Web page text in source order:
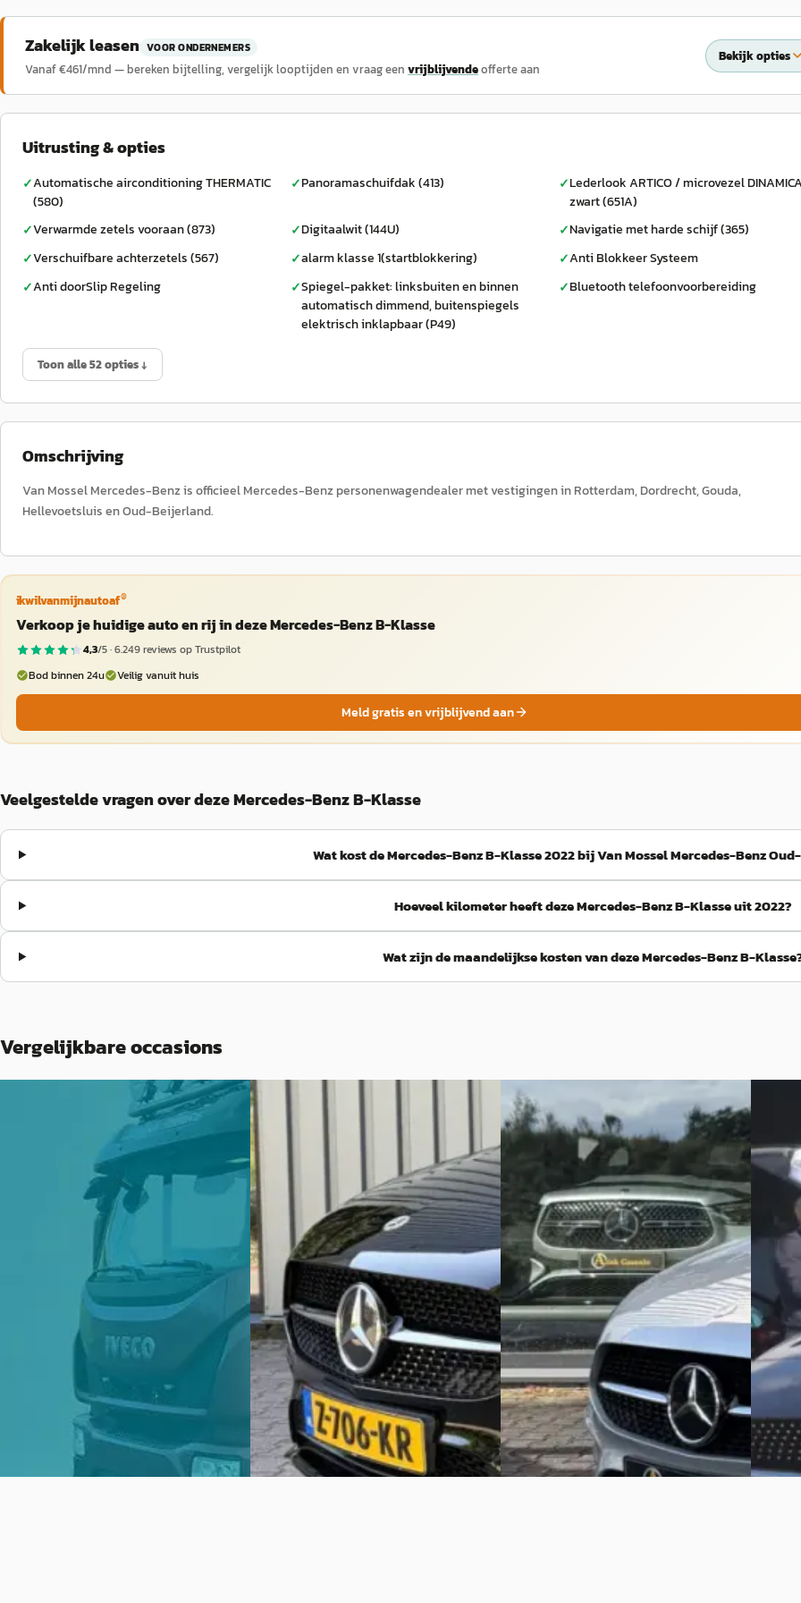
Zakelijk leasen VOOR ONDERNEMERS
Vanaf €461/mnd — bereken bijtelling, vergelijk looptijden en vraag een vrijblijvendeofferte aan
Bekijk opties
Uitrusting & opties
✓Automatische airconditioning THERMATIC
(580)
✓Panoramaschuifdak (413) ✓Lederlook ARTICO / microvezel
zwart (651A)
✓Verwarmde zetels vooraan (873) ✓Digitaalwit (144U) ✓Navigatie met harde schijf (365)
✓Verschuifbare achterzetels (567) ✓alarm klasse 1(startblokkering) ✓Anti Blokkeer Systeem
✓Anti doorSlip Regeling ✓Spiegel-pakket: linksbuiten en binnen
automatisch dimmend, buitenspiegels
elektrisch inklapbaar (P49)
✓Bluetooth telefoonvoorbereiding
Toon alle 52 opties ↓
Omschrijving
Van Mossel Mercedes-Benz is officieel Mercedes-Benz personenwagendealer met vestigingen in Rotterdam, Dordrecht, Gouda,
Hellevoetsluis en Oud-Beijerland.
ikwilvanmijnautoaf®
Verkoop je huidige auto en rij in deze Mercedes-Benz B-Klasse
4,3/5 ·6.249reviews op Trustpilot
Bod binnen 24u
Veilig vanuit huis
Meld gratis en vrijblijvend aan
Veelgestelde vragen over deze Mercedes-Benz B-Klasse
Wat kost de Mercedes-Benz B-Klasse 2022 bij Van Mossel Mercedes-Benz
Hoeveel kilometer heeft deze Mercedes-Benz B-Klasse uit 2022?
Wat zijn de maandelijkse kosten van deze Mercedes-Benz B-
Vergelijkbare occasions
Mercedes-Benz B-Klasse·2023
250 e Business Solution PHEV
v.a. € 678/mnd
2023 · 28.309 km · Hybride · Automaat
Autobedrijf Johan Meure
· Purmerend
Bekijk aanbieding →
A
Mercedes-Benz B-Klasse
250 e AMG
€ 30.750
v.a. € 652/mnd
Boven markt
2022 · 33.000 km · Plug-in hybride ·
Automaat
Arink· Groenlo
Bekijk aanbieding →
Vergelijk
Mercedes-Benz B-Klasse·2022
250 e Premium
€ 30.995
v.a. € 657/mnd
Boven markt
2022 · 33.056 km · Plug-in hybride ·
Automaat
Arink· Groenlo
Bekijk aanbieding →
Vergelijk
200
€
v.a. €
2020 ·
Bekijk
Vergelijk